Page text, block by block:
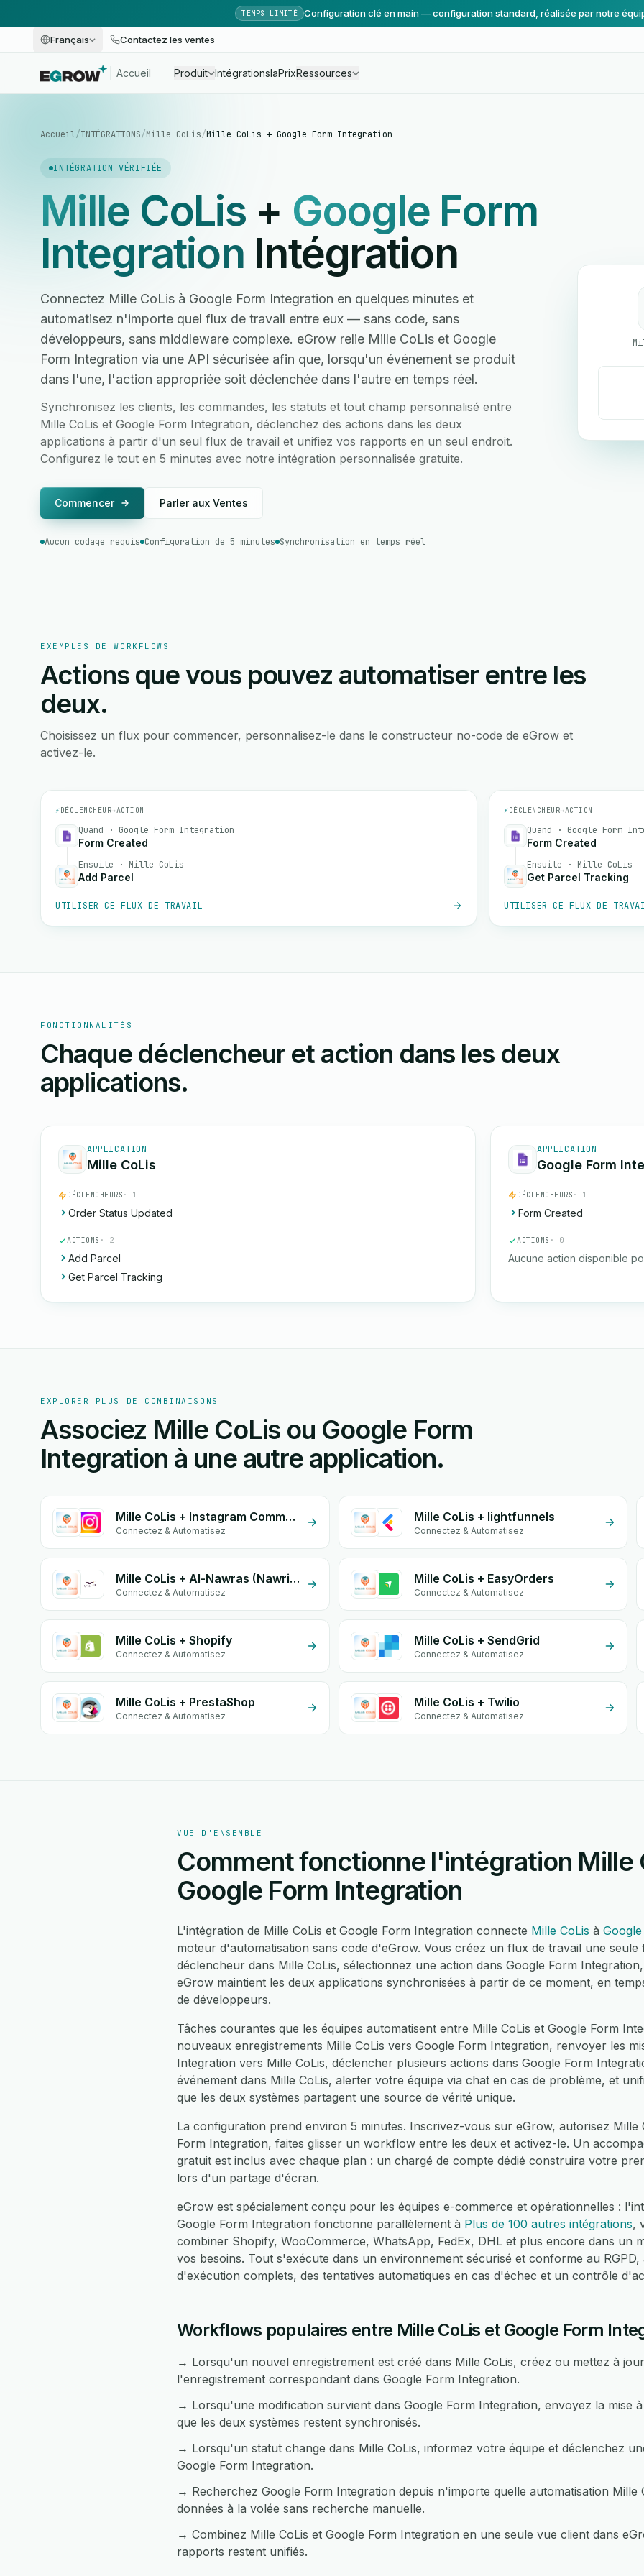
TEMPS LIMITÉ Configuration clé en main — configuration standard, réalisée par notre
Français Contactez les ventes
Accueil Produit IntégrationsIaPrixRessources
Accueil/INTÉGRATIONS/Mille CoLis/Mille CoLis + Google Form Integration
INTÉGRATION VÉRIFIÉE
Mille CoLis+ Google Form
Integration Intégration
Connectez Mille CoLis à Google Form Integration en quelques minutes et
automatisez n'importe quel flux de travail entre eux — sans code, sans
développeurs, sans middleware complexe. eGrow relie Mille CoLis et Google
Form Integration via une API sécurisée afin que, lorsqu'un événement se produit
dans l'une, l'action appropriée soit déclenchée dans l'autre en temps réel.
Synchronisez les clients, les commandes, les statuts et tout champ personnalisé entre
Mille CoLis et Google Form Integration, déclenchez des actions dans les deux
applications à partir d'un seul flux de travail et unifiez vos rapports en un seul endroit.
Configurez le tout en 5 minutes avec notre intégration personnalisée gratuite.
Commencer Parler aux Ventes
Aucun codage requis Configuration de 5 minutes Synchronisation en temps réel
EXEMPLES DE WORKFLOWS
Actions que vous pouvez automatiser entre les
deux.
Choisissez un flux pour commencer, personnalisez-le dans le constructeur no-code de eGrow et
activez-le.
⚡ DÉCLENCHEUR→ACTION
Quand · Google Form Integration
Form Created
Ensuite · Mille CoLis
Add Parcel
UTILISER CE FLUX DE TRAVAIL
⚡ DÉCLENCHEUR→ACTION
Quand · Google Form
Form Created
Ensuite · Mille CoLis
Get Parcel Tracking
UTILISER CE FLUX DE
FONCTIONNALITÉS
Chaque déclencheur et action dans les deux
applications.
APPLICATION
Mille CoLis
DÉCLENCHEURS · 1
Order Status Updated
ACTIONS · 2
Add Parcel
Get Parcel Tracking
APPLICATION
Google Form
DÉCLENCHEURS · 1
Form Created
ACTIONS · 0
Aucune action disponible
EXPLORER PLUS DE COMBINAISONS
Associez Mille CoLis ou Google Form
Integration à une autre application.
Mille CoLis + Instagram Comment
Connectez & Automatisez
Mille CoLis + lightfunnels
Connectez & Automatisez
Mille CoLis + Al-Nawras (Nawris)
Connectez & Automatisez
Mille CoLis + EasyOrders
Connectez & Automatisez
Mille CoLis + Shopify
Connectez & Automatisez
Mille CoLis + SendGrid
Connectez & Automatisez
Mille CoLis + PrestaShop
Connectez & Automatisez
Mille CoLis + Twilio
Connectez & Automatisez
VUE D'ENSEMBLE
Comment fonctionne l'intégration Mille
Google Form Integration
L'intégration de Mille CoLis et Google Form Integration connecte Mille CoLis à
moteur d'automatisation sans code d'eGrow. Vous créez un flux de travail une
déclencheur dans Mille CoLis, sélectionnez une action dans Google Form
eGrow maintient les deux applications synchronisées à partir de ce moment, en
de développeurs.
Tâches courantes que les équipes automatisent entre Mille CoLis et Google Form
nouveaux enregistrements Mille CoLis vers Google Form Integration, renvoyer les
Integration vers Mille CoLis, déclencher plusieurs actions dans Google Form
événement dans Mille CoLis, alerter votre équipe via chat en cas de problème, et
que les deux systèmes partagent une source de vérité unique.
La configuration prend environ 5 minutes. Inscrivez-vous sur eGrow, autorisez Mille
Form Integration, faites glisser un workflow entre les deux et activez-le. Un
gratuit est inclus avec chaque plan : un chargé de compte dédié construira votre
lors d'un partage d'écran.
eGrow est spécialement conçu pour les équipes e-commerce et opérationnelles :
Google Form Integration fonctionne parallèlement à Plus de 100 autres intégrations,
combiner Shopify, WooCommerce, WhatsApp, FedEx, DHL et plus encore dans un
vos besoins. Tout s'exécute dans un environnement sécurisé et conforme au
d'exécution complets, des tentatives automatiques en cas d'échec et un contrôle
Workflows populaires entre Mille CoLis et Google Form
→ Lorsqu'un nouvel enregistrement est créé dans Mille CoLis, créez ou mettez à
l'enregistrement correspondant dans Google Form Integration.
→ Lorsqu'une modification survient dans Google Form Integration, envoyez la mise
que les deux systèmes restent synchronisés.
→ Lorsqu'un statut change dans Mille CoLis, informez votre équipe et déclenchez
Google Form Integration.
→ Recherchez Google Form Integration depuis n'importe quelle automatisation Mille
données à la volée sans recherche manuelle.
→ Combinez Mille CoLis et Google Form Integration en une seule vue client dans
rapports restent unifiés.